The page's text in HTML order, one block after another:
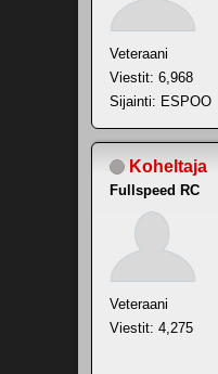
Veteraani
Viestit: 6,968
Sijainti: ESPOO
Koheltaja
Fullspeed RC
Veteraani
Viestit: 4,275